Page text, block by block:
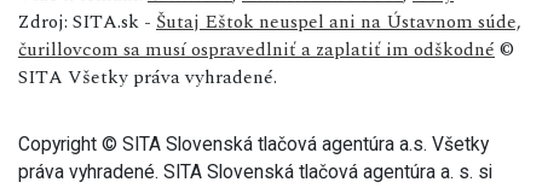
Zdroj: SITA.sk - Šutaj Eštok neuspel ani na Ústavnom súde,
čurillovcom sa musí ospravedlniť a zaplatiť im odškodné ©
SITA Všetky práva vyhradené.
Copyright © SITA Slovenská tlačová agentúra a.s. Všetky
práva vyhradené. SITA Slovenská tlačová agentúra a. s. si